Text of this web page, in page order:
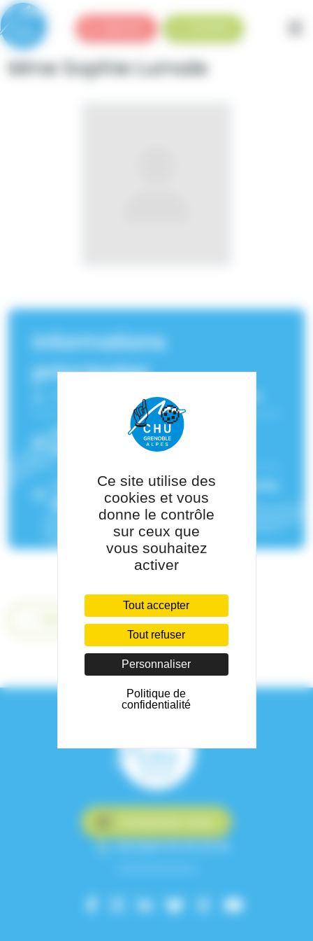
Mme Sophie Lumale
Informations
principales
Diététicienne nutritionniste
Service(s) de rattachement :
Transversale de Nutrition (UTN)
Pôle de rattachement :Pôle de Médecine
des Spécialités
+33 (0)4 76 76 75 75
Panneau de gestion des cookies
Ce site utilise des
cookies et vous
donne le contrôle
sur ceux que
vous souhaitez
activer
Tout accepter
Tout refuser
Personnaliser
Politique de
confidentialité